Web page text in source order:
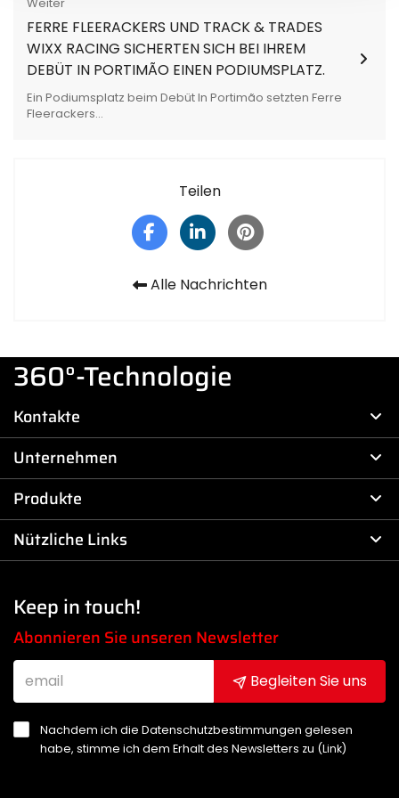
FERRE FLEERACKERS UND TRACK & TRADES
WIXX RACING SICHERTEN SICH BEI IHREM
DEBÜT IN PORTIMÃO EINEN PODIUMSPLATZ.
Ein Podiumsplatz beim Debüt In Portimão setzten Ferre
Fleerackers...
Teilen
Alle Nachrichten
360°-Technologie
Kontakte
Unternehmen
Produkte
Nützliche Links
Keep in touch!
Abonnieren Sie unseren Newsletter
Begleiten Sie uns
Nachdem ich die Datenschutzbestimmungen gelesen
habe, stimme ich dem Erhalt des Newsletters zu (Link)